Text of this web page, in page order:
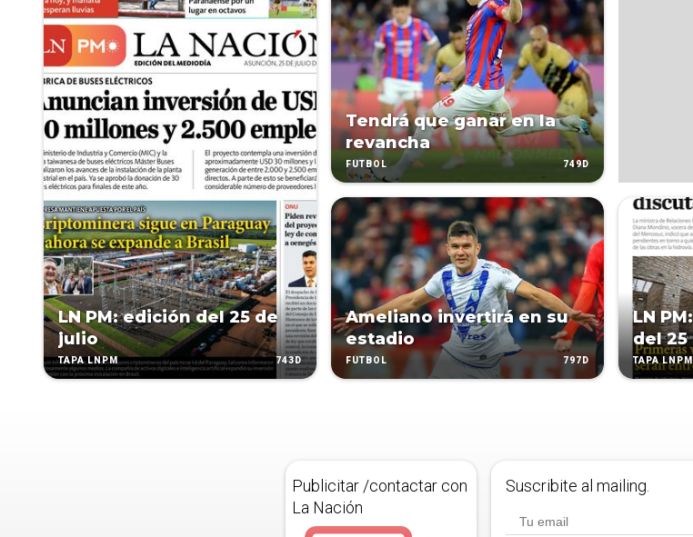
LN PM: edición del 25 de
julio
TAPA LNPM 743D
Tendrá que ganar en la
revancha
FÚTBOL 749D
Ameliano invertirá en su
estadio
FÚTBOL 797D
LN
del
TAPA LNPM
Publicitar /contactar con
La Nación
Suscribite al mailing.